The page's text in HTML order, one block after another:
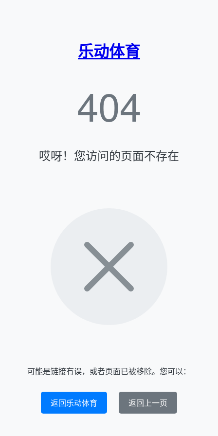
乐动体育
404
哎呀！您访问的页面不存在
可能是链接有误，或者页面已被移除。您可以：
返回乐动体育 返回上一页